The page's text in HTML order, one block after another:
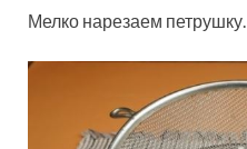
Мелко нарезаем петрушку.